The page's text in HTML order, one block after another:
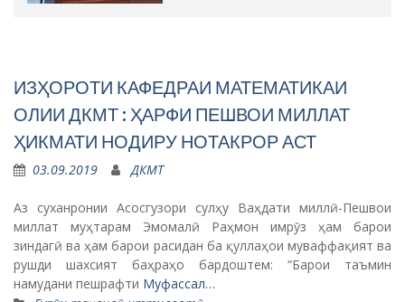
ИЗҲОРОТИ КАФЕДРАИ МАТЕМАТИКАИ
ОЛИИ ДКМТ : ҲАРФИ ПЕШВОИ МИЛЛАТ
ҲИКМАТИ НОДИРУ НОТАКРОР АСТ
03.09.2019 ДКМТ
Аз суханронии Асосгузори сулҳу Ваҳдати миллӣ-Пешвои
миллат муҳтарам Эмомалӣ Раҳмон имрӯз ҳам барои
зиндагӣ ва ҳам барои расидан ба қуллаҳои муваффақият ва
рушди шахсият баҳраҳо бардоштем: “Барои таъмин
намудани пешрафти Муфассал…